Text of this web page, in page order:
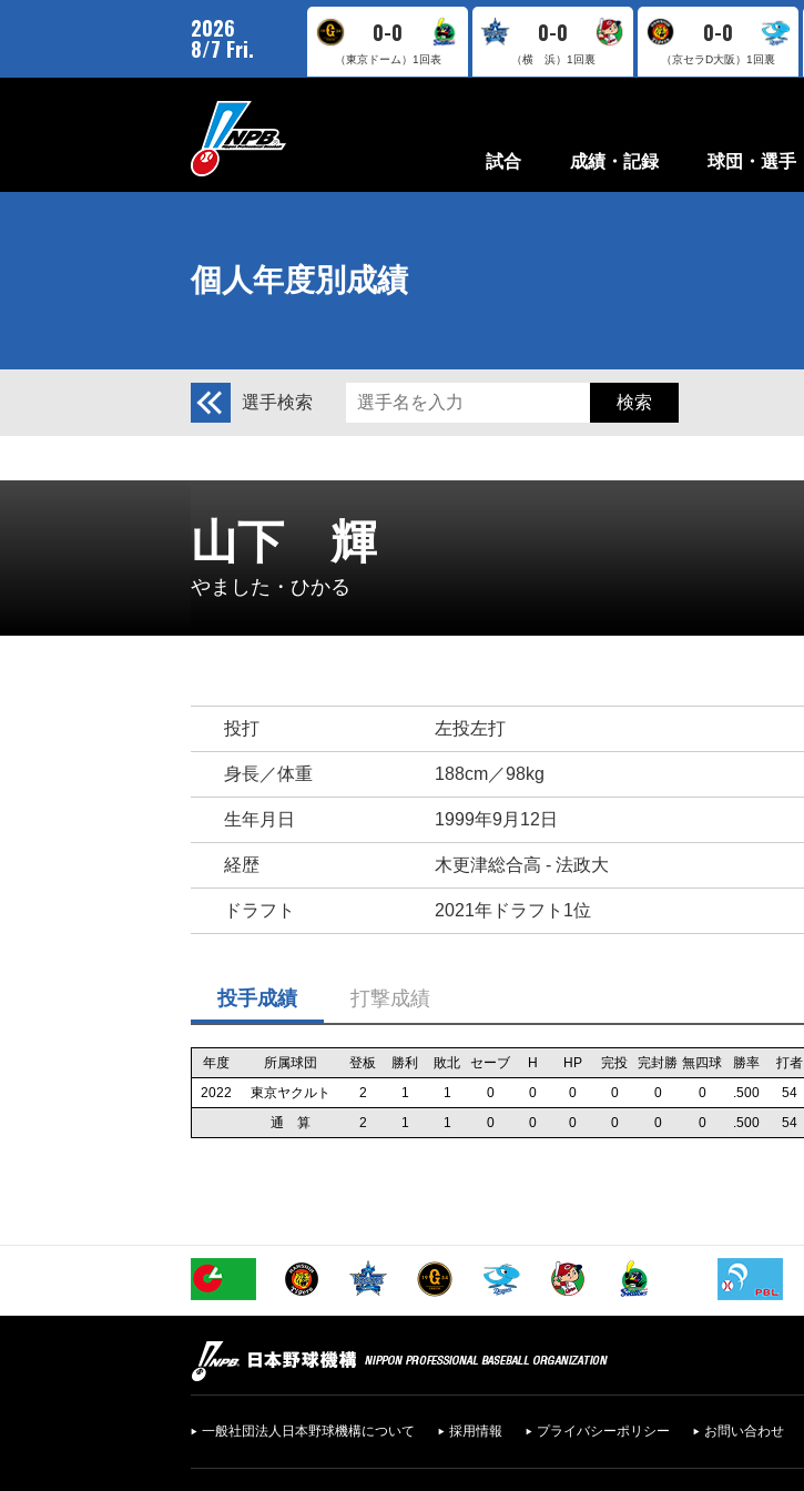
2026
8/7 Fri.
0-0
（東京ドーム） 1回表
0-0
（横 浜） 1回裏
0-0
（京セラD大阪） 1回裏
試合 成績・記録 球団・選手
個人年度別成績
選手検索
山下 輝
やました・ひかる
投打 左投左打
身長／体重 188cm／98kg
生年月日 1999年9月12日
経歴 木更津総合高 - 法政大
ドラフト 2021年ドラフト1位
投手成績 打撃成績
年度 所属球団 登板 勝利 敗北 セーブ H HP 完投 完封勝 無四球 勝率 打者
2022
東京ヤクルト 2 1 1 0 0 0 0 0 0 .500 54
通 算
2 1 1 0 0 0 0 0 0 .500 54
一般社団法人日本野球機構について 採用情報 プライバシーポリシー お問い合わせ